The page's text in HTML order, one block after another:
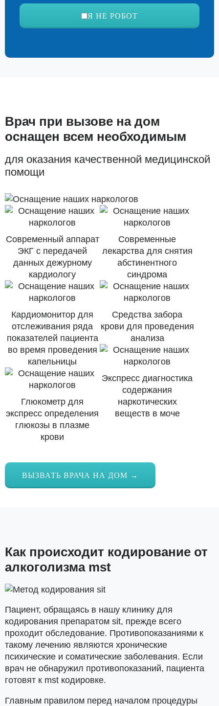
Я НЕ РОБОТ
Врач при вызове на дом
оснащен всем необходимым
для оказания качественной медицинской
помощи
Современный аппарат
ЭКГ с передачей
данных дежурному
кардиологу
Кардиомонитор для
отслеживания ряда
показателей пациента
во время проведения
капельницы
Глюкометр для
экспресс определения
глюкозы в плазме
крови
Современные
лекарства для снятия
абстинентного
синдрома
Средства забора
крови для проведения
анализа
Экспресс диагностика
содержания
наркотических
веществ в моче
ВЫЗВАТЬ ВРАЧА НА ДОМ →
Как происходит кодирование от
алкоголизма mst
Пациент, обращаясь в нашу клинику для
кодирования препаратом sit, прежде всего
проходит обследование. Противопоказаниями к
такому лечению являются хронические
психические и соматические заболевания. Если
врач не обнаружил противопоказаний, пациента
готовят к mst кодировке.
Главным правилом перед началом процедуры